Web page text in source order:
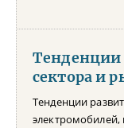
Тенденции
сектора и
Тенденции
электромобилей,